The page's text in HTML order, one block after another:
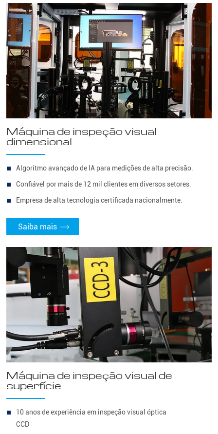
Máquina de inspeção visual
dimensional
Algoritmo avançado de IA para medições de alta precisão.
Confiável por mais de 12 mil clientes em diversos setores.
Empresa de alta tecnologia certificada nacionalmente.
Saiba mais
Máquina de inspeção visual de
superfície
10 anos de experiência em inspeção visual óptica
CCD